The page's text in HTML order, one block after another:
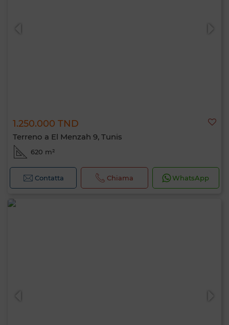
1.250.000 TND
Terreno a El Menzah 9, Tunis
620 m²
Contatta Chiama WhatsApp